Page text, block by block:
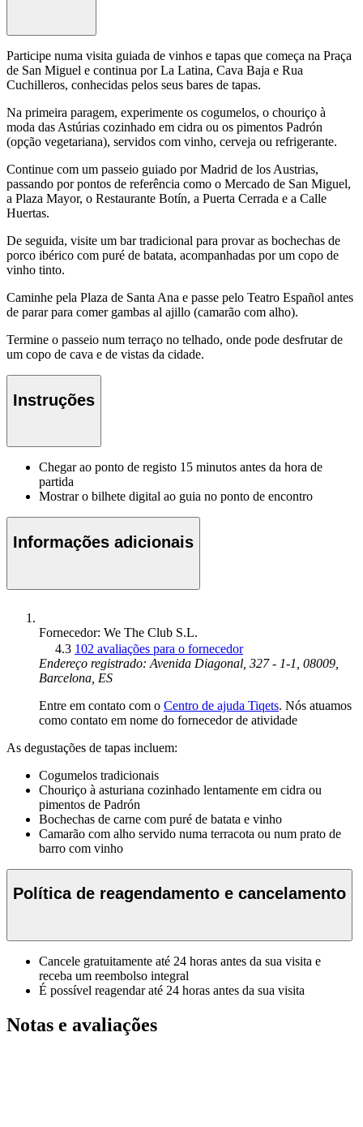
Participe numa visita guiada de vinhos e tapas que começa na Praça
de San Miguel e continua por La Latina, Cava Baja e Rua
Cuchilleros, conhecidas pelos seus bares de tapas.
Na primeira paragem, experimente os cogumelos, o chouriço à
moda das Astúrias cozinhado em cidra ou os pimentos Padrón
(opção vegetariana), servidos com vinho, cerveja ou refrigerante.
Continue com um passeio guiado por Madrid de los Austrias,
passando por pontos de referência como o Mercado de San Miguel,
a Plaza Mayor, o Restaurante Botín, a Puerta Cerrada e a Calle
Huertas.
De seguida, visite um bar tradicional para provar as bochechas de
porco ibérico com puré de batata, acompanhadas por um copo de
vinho tinto.
Caminhe pela Plaza de Santa Ana e passe pelo Teatro Español antes
de parar para comer gambas al ajillo (camarão com alho).
Termine o passeio num terraço no telhado, onde pode desfrutar de
um copo de cava e de vistas da cidade.
Instruções
Chegar ao ponto de registo 15 minutos antes da hora de
partida
Mostrar o bilhete digital ao guia no ponto de encontro
Informações adicionais
Fornecedor: We The Club S.L.
4.3 102 avaliações para o fornecedor
Endereço registrado: Avenida Diagonal, 327 - 1-1, 08009,
Barcelona, ES
Entre em contato com o Centro de ajuda Tiqets. Nós atuamos
como contato em nome do fornecedor de atividade
As degustações de tapas incluem:
Cogumelos tradicionais
Chouriço à asturiana cozinhado lentamente em cidra ou
pimentos de Padrón
Bochechas de carne com puré de batata e vinho
Camarão com alho servido numa terracota ou num prato de
barro com vinho
Política de reagendamento e cancelamento
Cancele gratuitamente até 24 horas antes da sua visita e
receba um reembolso integral
É possível reagendar até 24 horas antes da sua visita
Notas e avaliações